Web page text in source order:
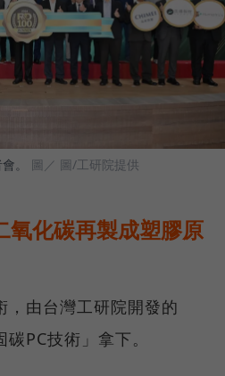
。 圖／ 圖/工研院提供
氧化碳再製成塑膠原
，由台灣工研院開發的
PC技術」拿下。